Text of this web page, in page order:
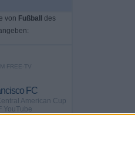
von Fußball
des
FREE-TV
FC
American Cup
YouTube